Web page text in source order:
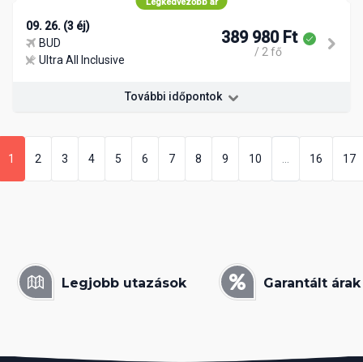
09. 26. (3 éj)
BUD
Ultra All Inclusive
389 980 Ft
/ 2 fő
További időpontok
1 2 3 4 5 6 7 8 9 10 ... 16 17
Legjobb utazások Garantált árak